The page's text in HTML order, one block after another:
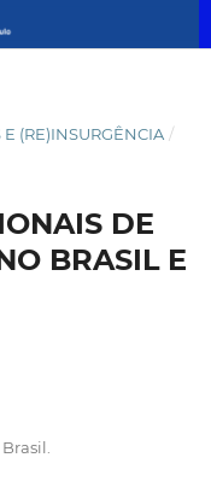
E (RE)INSURGÊNCIA /
DE
BRASIL E